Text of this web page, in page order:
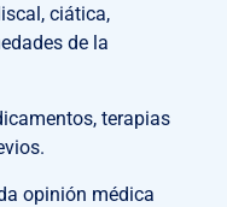
ciática,
de la
terapias
opinión médica